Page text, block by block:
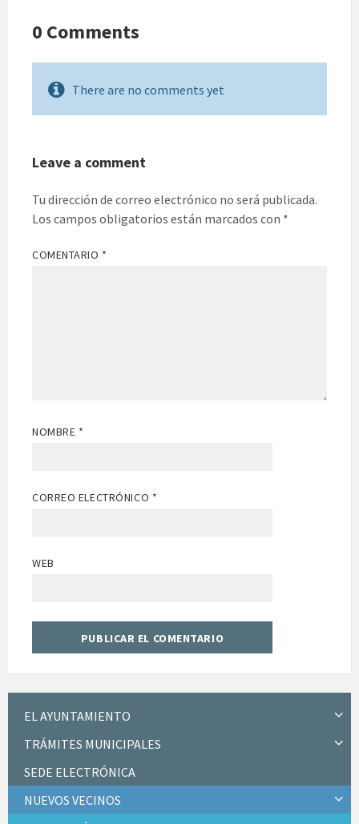
0 Comments
There are no comments yet
Leave a comment
Tu dirección de correo electrónico no será publicada.
Los campos obligatorios están marcados con *
COMENTARIO *
NOMBRE *
CORREO ELECTRÓNICO *
WEB
EL AYUNTAMIENTO
TRÁMITES MUNICIPALES
SEDE ELECTRÓNICA
NUEVOS VECINOS